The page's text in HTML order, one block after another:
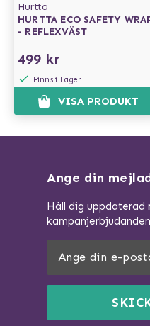
Hurtta
HURTTA ECO SAFETY
- REFLEXVÄST
499 kr
Finns i Lager
VISA PRODUKT
Ange din
Håll dig uppdaterad